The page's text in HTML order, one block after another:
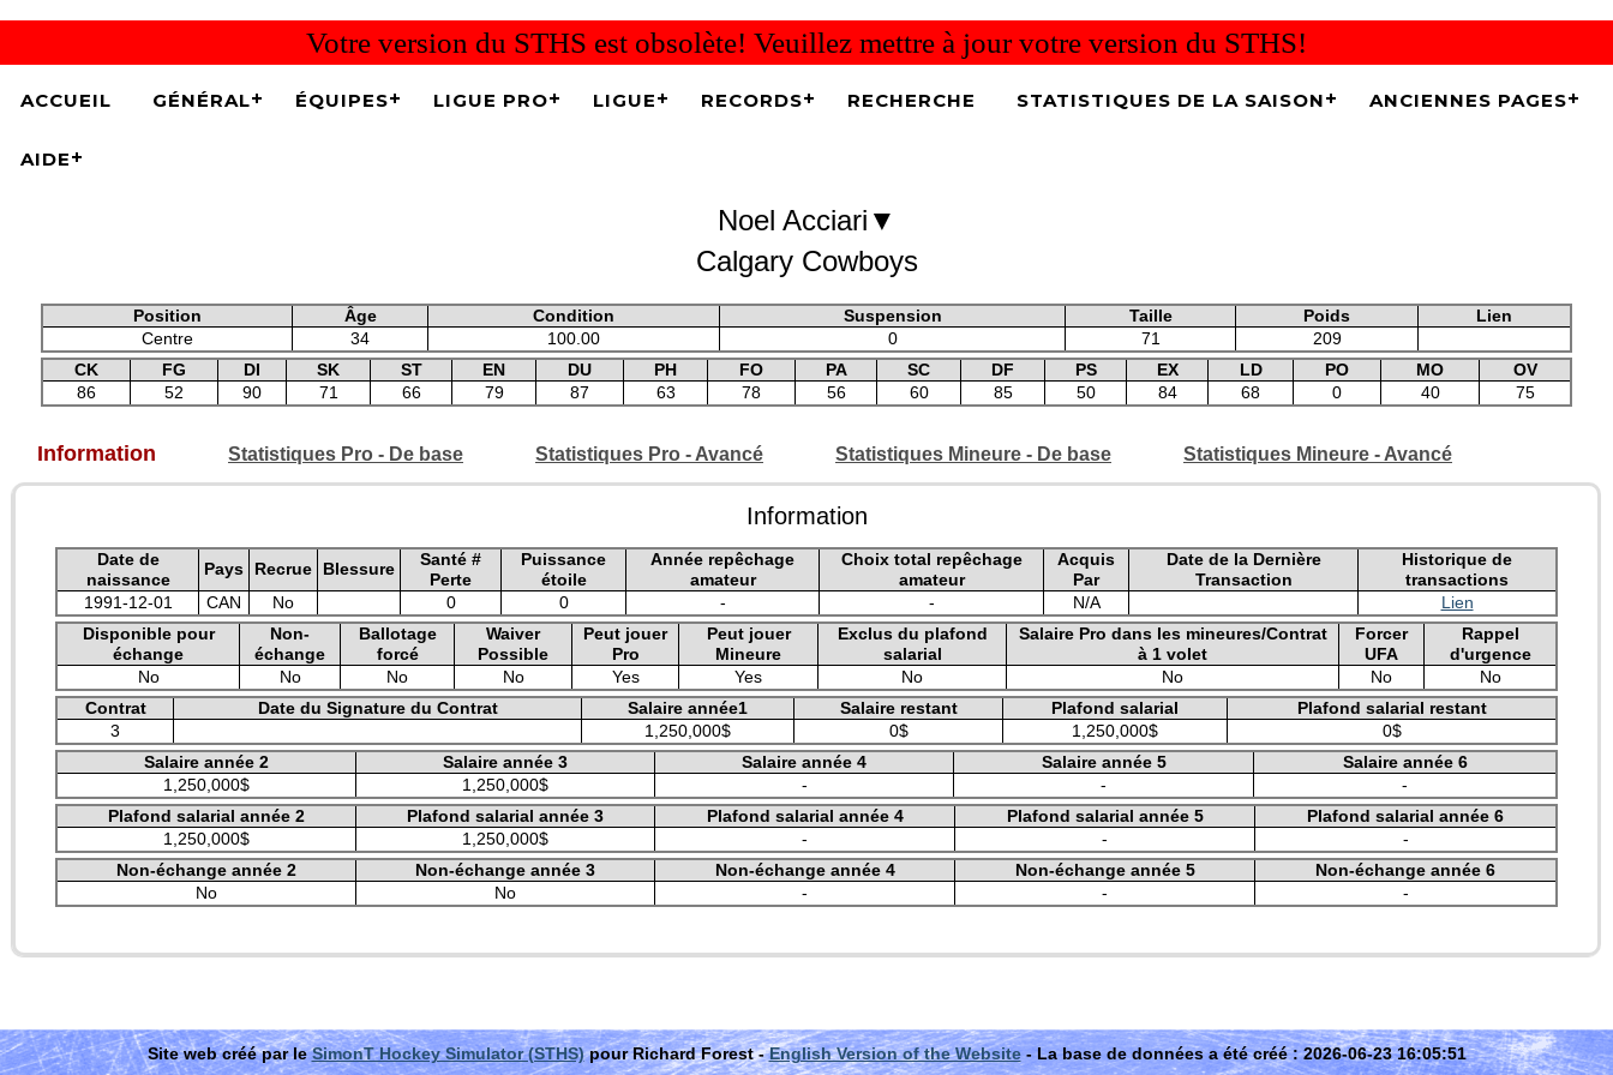
Votre version du STHS est obsolète! Veuillez mettre à jour votre version du STHS!
ACCUEIL GÉNÉRAL ÉQUIPES LIGUE PRO LIGUE RECORDS RECHERCHE STATISTIQUES DE LA SAISON ANCIENNES PAGES
AIDE
Noel Acciari ▼
Calgary Cowboys
Position Âge Condition Suspension Taille Poids
Lien
Centre
34 100.00 0 71
209
CK
FG DI SK ST EN DU PH FO PA SC DF PS EX LD PO MO
OV
86
52 90 71 66 79 87 63 78 56 60 85 50 84 68 0 40 75
Information Statistiques Pro - De base Statistiques Pro - Avancé Statistiques Mineure - De base Statistiques Mineure - Avancé
Information
Date de
naissance
Pays Recrue Blessure
Santé #
Perte
Puissance
étoile
Année repêchage
amateur
Choix total repêchage
amateur
Acquis
Par
Date de la Dernière
Transaction
Historique de
transactions
1991-12-01
CAN No 0 0 - - N/A
Lien
Disponible pour
échange
Non-
échange
Ballotage
forcé
Waiver
Possible
Peut jouer
Pro
Peut jouer
Mineure
Exclus du plafond
salarial
Salaire Pro dans les mineures/Contrat
à 1 volet
Forcer
UFA
Rappel
d'urgence
No
No No No Yes Yes No No No
No
Contrat
Date du Signature du Contrat Salaire année1 Salaire restant Plafond salarial
Plafond salarial restant
3
1,250,000$ 0$ 1,250,000$
0$
Salaire année 2
Salaire année 3 Salaire année 4 Salaire année 5
Salaire année 6
1,250,000$
1,250,000$ - -
-
Plafond salarial année 2
Plafond salarial année 3 Plafond salarial année 4 Plafond salarial année 5
Plafond salarial année 6
1,250,000$
1,250,000$ - -
-
Non-échange année 2
Non-échange année 3 Non-échange année 4 Non-échange année 5
Non-échange année 6
No
No - - -
Site web créé par leSimonT Hockey Simulator (STHS)pour Richard Forest -English Version of the Website- La base de données a été créé : 2026-06-23 16:05:51